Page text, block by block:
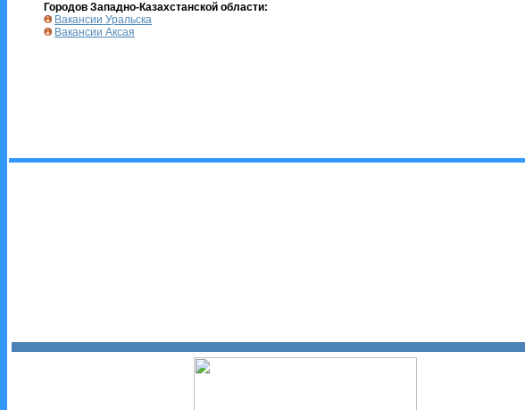
Городов Западно-Казахстанской области:
Вакансии Уральска
Вакансии Аксая